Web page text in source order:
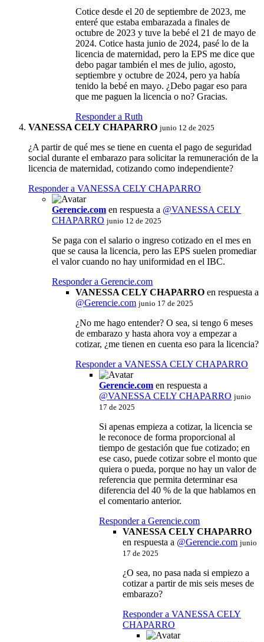
Cotice desde el 20 de septiembre de 2023, me
enteré que estaba embarazada a finales de
octubre de 2023 y tuve la bebé el 21 de mayo de
2024. Cotice hasta junio de 2024, pasé lo de la
licencia de maternidad, pero la EPS me dice que
debo pagar también el mes de julio, agosto,
septiembre y octubre de 2024, pero ya había
tenido la bebé en mayo. ¿Debo pagar eso para
que me paguen la licencia o no? Gracias.
Responder a Ruth
VANESSA CELY CHAPARRO junio 12 de 2025
¿A partir de qué mes se tiene en cuenta el pago de seguridad
social durante el embarazo para solicitar la remuneración de la
licencia de maternidad, cotizando como independiente?
Responder a VANESSA CELY CHAPARRO
Gerencie.com en respuesta a @VANESSA CELY
CHAPARRO junio 12 de 2025
Se paga con el salario o ingreso cotizado en el mes en
que se causa la licencia, pero las EPS suelen promediar
el valor cuando no hay uniformidad en el IBC.
Responder a Gerencie.com
VANESSA CELY CHAPARRO en respuesta a
@Gerencie.com junio 17 de 2025
¿No me hago entender? O sea, si tengo 6 meses
de embarazo y hasta ahora voy a empezar a
cotizar, ¿me tienen en cuenta eso para la licencia?
Responder a VANESSA CELY CHAPARRO
Gerencie.com en respuesta a
@VANESSA CELY CHAPARRO junio
17 de 2025
Si apenas empieza a cotizar, la licencia se
le reconoce de forma proporcional al
tiempo de gestación que fue cotizado; en
ese caso, puede cotizar sobre el monto que
quiera o pueda, porque no hay un valor de
referencia que permita determinar esa
diferencia del 40 % de la que hablamos en
el comentario anterior.
Responder a Gerencie.com
VANESSA CELY CHAPARRO
en respuesta a @Gerencie.com junio
17 de 2025
¿O sea, no pasa nada si empiezo a
cotizar a partir de mis seis meses de
embarazo?
Responder a VANESSA CELY
CHAPARRO